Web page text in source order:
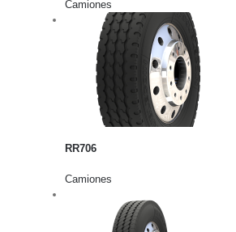
Camiones
RR706
Camiones